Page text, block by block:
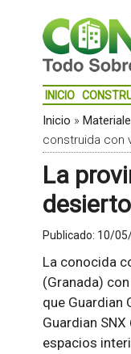
INICIO
Inicio »
construida con
La
Publicado: 10/
La conocida
(Granada)
que Guardian
Guardian
espacios